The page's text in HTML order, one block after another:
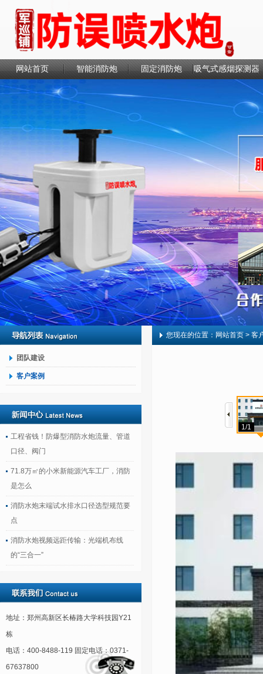
网站首页 智能消防炮 固定消防炮 吸气式感烟探测器
联系我们
团队建设
客户案例
工程省钱！防爆型消防水炮流量、管道
口径、阀门
71.8万㎡的小米新能源汽车工厂，消防
是怎么
消防水炮末端试水排水口径选型规范要
点
消防水炮视频远距传输：光端机布线
的“三合一”
地址：郑州高新区长椿路大学科技园Y21
栋
电话：400-8488-119 固定电话：0371-
67637800
您现在的位置： 网站首页 > 客
1/1